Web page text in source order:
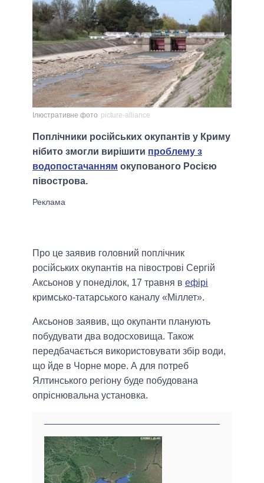
Ілюстративне фото picture-alliance
Поплічники російських окупантів у Криму
нібито змогли вирішити проблему з
водопостачанням окупованого Росією
півострова.
Про це заявив головний поплічник
російських окупантів на півострові Сергій
Аксьонов у понеділок, 17 травня в ефірі
кримсько-татарського каналу «Міллет».
Аксьонов заявив, що окупанти планують
побудувати два водосховища. Також
передбачається використовувати збір води,
що йде в Чорне море. А для потреб
Ялтинського регіону буде побудована
опріснювальна установка.